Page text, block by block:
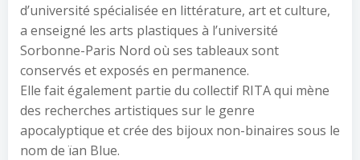
d’université spécialisée en littérature, art et culture,
a enseigné les arts plastiques à l’université
Sorbonne-Paris Nord où ses tableaux sont
conservés et exposés en permanence.
Elle fait également partie du collectif RITA qui mène
des recherches artistiques sur le genre
apocalyptique et crée des bijoux non-binaires sous le
nom de ïan Blue.